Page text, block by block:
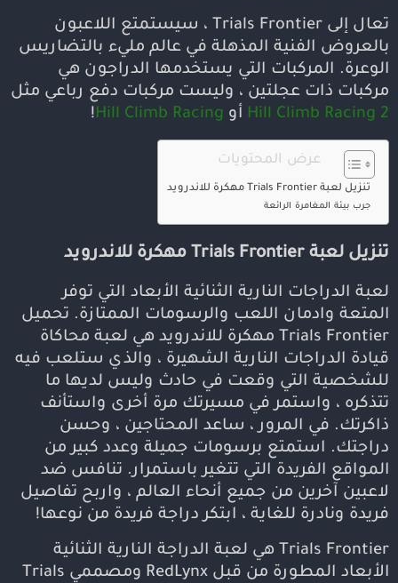
تعال إلى Trials Frontier ، سيستمتع اللاعبون
بالعروض الفنية المذهلة في عالم مليء بالتضاريس
الوعرة. المركبات التي يستخدمها الدراجون هي
مركبات ذات عجلتين ، وليست مركبات دفع رباعي مثل
Hill Climb Racing 2 أو Hill Climb Racing
!
عرض المحتويات
تنزيل لعبة Trials Frontier مهكرة للاندرويد
جرب بيئة المغامرة الرائعة
تنزيل لعبة Trials Frontier مهكرة للاندرويد
لعبة الدراجات النارية الثنائية الأبعاد التي توفر
المتعة وادمان اللعب والرسومات الممتازة. تحميل
Trials Frontier مهكرة للاندرويد هي لعبة محاكاة
قيادة الدراجات النارية الشهيرة ، والذي ستلعب فيه
للشخصية التي وقعت في حادث وليس لديها ما
تتذكره ، واستمر في مسيرتك مرة أخرى واستأنف
ذاكرتك. في المرور ، ساعد المحتاجين ، وحسن
دراجتك. استمتع برسومات جميلة وعدد كبير من
المواقع الفريدة التي تتغير باستمرار. تنافس ضد
لاعبين آخرين من جميع أنحاء العالم ، واربح تفاصيل
فريدة ونادرة للغاية ، ابتكر دراجة فريدة من نوعها!
Trials Frontier هي لعبة الدراجة النارية الثنائية
الأبعاد المطورة من قبل RedLynx ومصممي Trials